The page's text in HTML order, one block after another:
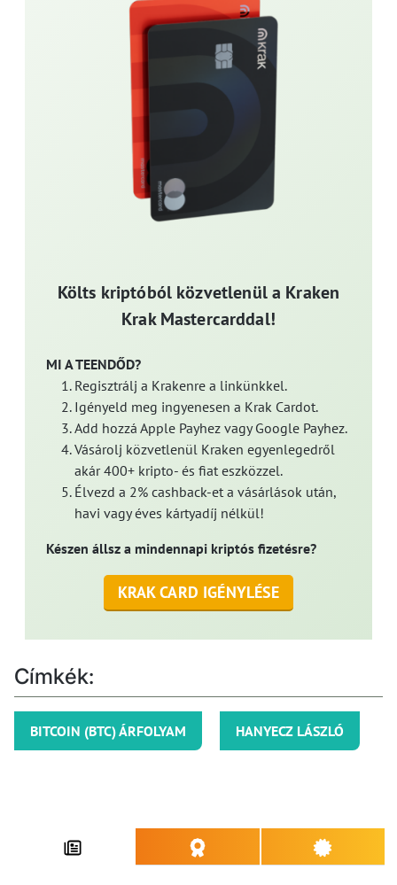
Költs kriptóból közvetlenül a Kraken
Krak Mastercarddal!
MI A TEENDŐD?
Regisztrálj a Krakenre a linkünkkel.
Igényeld meg ingyenesen a Krak Cardot.
Add hozzá Apple Payhez vagy Google Payhez.
Vásárolj közvetlenül Kraken egyenlegedről
akár 400+ kripto- és fiat eszközzel.
Élvezd a 2% cashback-et a vásárlások után,
havi vagy éves kártyadíj nélkül!
Készen állsz a mindennapi kriptós fizetésre?
KRAK CARD IGÉNYLÉSE
Címkék:
BITCOIN (BTC) ÁRFOLYAM HANYECZ LÁSZLÓ